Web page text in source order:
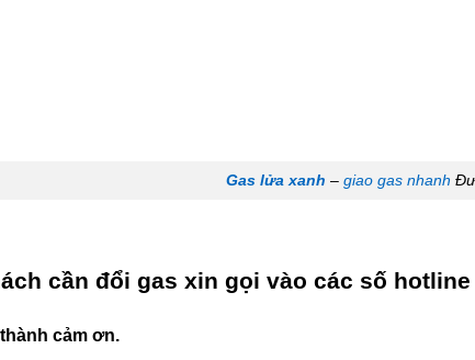
Gas lửa xanh –giao gas nhanh
cần đổi gas xin gọi vào các số
cảm ơn.